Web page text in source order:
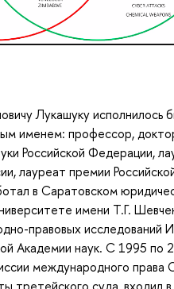
Лукашуку исполнилось
именем: профессор,
Российской Федерации,
лауреат премии
в Саратовском
имени Т.Г.
правовых исследований
Академии наук. С 1995 по
международного